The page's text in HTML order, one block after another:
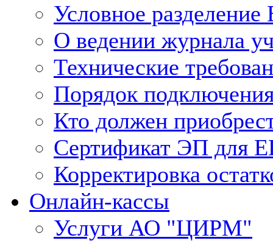
Условное
О ведении журнала
Технические
Порядок
Кто должен
Сертификат ЭП для
Корректировка
Онлайн-кассы
Услуги АО "ЦИРМ"